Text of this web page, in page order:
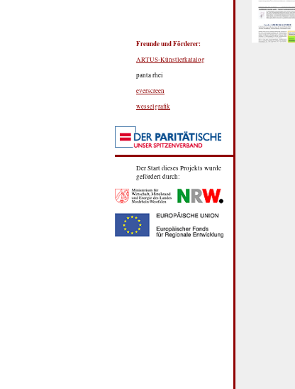
Freunde und Förderer:
ARTUS-Künstlerkatalog
panta rhei
everscreen
wesselgrafik
Der Start dieses Projekts wurde
gefördert durch: